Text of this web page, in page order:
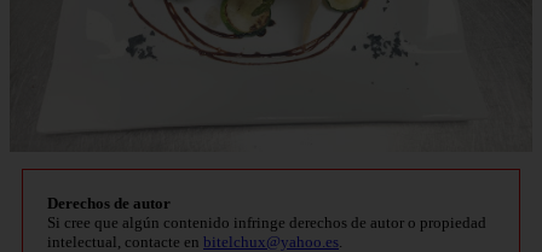
Derechos de autor
Si cree que algún contenido infringe derechos de autor o propiedad
intelectual, contacte en bitelchux@yahoo.es